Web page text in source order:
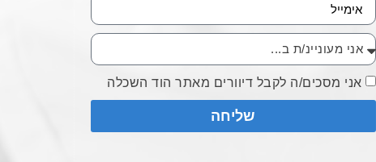
אני מסכים/ה לקבל דיוורים מאתר הוד השכלה
שליחה